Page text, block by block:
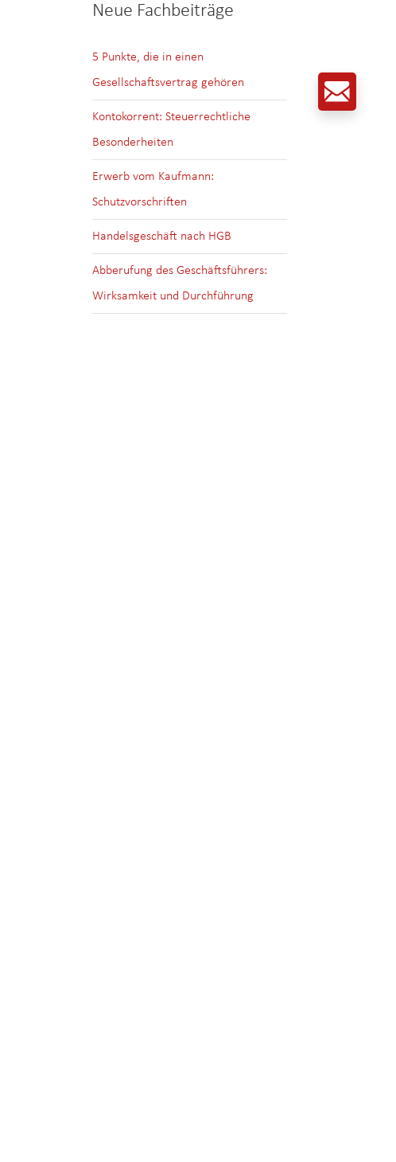
Neue Fachbeiträge
5 Punkte, die in einen
Gesellschaftsvertrag gehören
Kontokorrent: Steuerrechtliche
Besonderheiten
Erwerb vom Kaufmann:
Schutzvorschriften
Handelsgeschäft nach HGB
Abberufung des Geschäftsführers:
Wirksamkeit und Durchführung